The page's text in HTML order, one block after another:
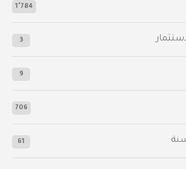
1٬784
3
9
706
61